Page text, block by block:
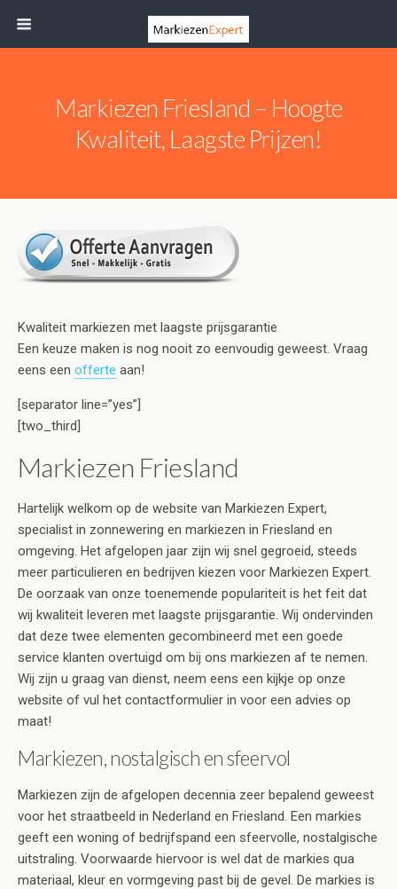
Markiezen Friesland – Hoogte
Kwaliteit, Laagste Prijzen!
Kwaliteit markiezen met laagste prijsgarantie
Een keuze maken is nog nooit zo eenvoudig geweest. Vraag
eens een offerte aan!
[separator line=”yes”]
[two_third]
Markiezen Friesland
Hartelijk welkom op de website van Markiezen Expert,
specialist in zonnewering en markiezen in Friesland en
omgeving. Het afgelopen jaar zijn wij snel gegroeid, steeds
meer particulieren en bedrijven kiezen voor Markiezen Expert.
De oorzaak van onze toenemende populariteit is het feit dat
wij kwaliteit leveren met laagste prijsgarantie. Wij ondervinden
dat deze twee elementen gecombineerd met een goede
service klanten overtuigd om bij ons markiezen af te nemen.
Wij zijn u graag van dienst, neem eens een kijkje op onze
website of vul het contactformulier in voor een advies op
maat!
Markiezen, nostalgisch en sfeervol
Markiezen zijn de afgelopen decennia zeer bepalend geweest
voor het straatbeeld in Nederland en Friesland. Een markies
geeft een woning of bedrijfspand een sfeervolle, nostalgische
uitstraling. Voorwaarde hiervoor is wel dat de markies qua
materiaal, kleur en vormgeving past bij de gevel. De markies is